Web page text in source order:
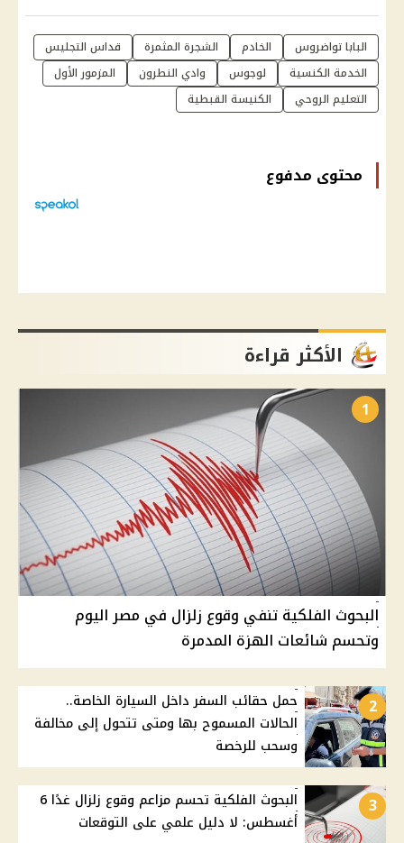
البابا تواضروس الخادم الشجرة المثمرة
قداس التجليس
الخدمة الكنسية
لوجوس وادي النطرون
المزمور الأول
التعليم الروحي
الكنيسة القبطية
محتوى مدفوع
الأكثر قراءة
1
البحوث الفلكية تنفي وقوع زلزال في مصر اليوم
وتحسم شائعات الهزة المدمرة
2
حمل حقائب السفر داخل السيارة الخاصة..
الحالات المسموح بها ومتى تتحول إلى مخالفة
وسحب للرخصة
3
البحوث الفلكية تحسم مزاعم وقوع زلزال غدًا 6
أغسطس: لا دليل علمي على التوقعات